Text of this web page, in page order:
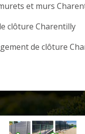
et murs
clôture Charentilly
de clôture